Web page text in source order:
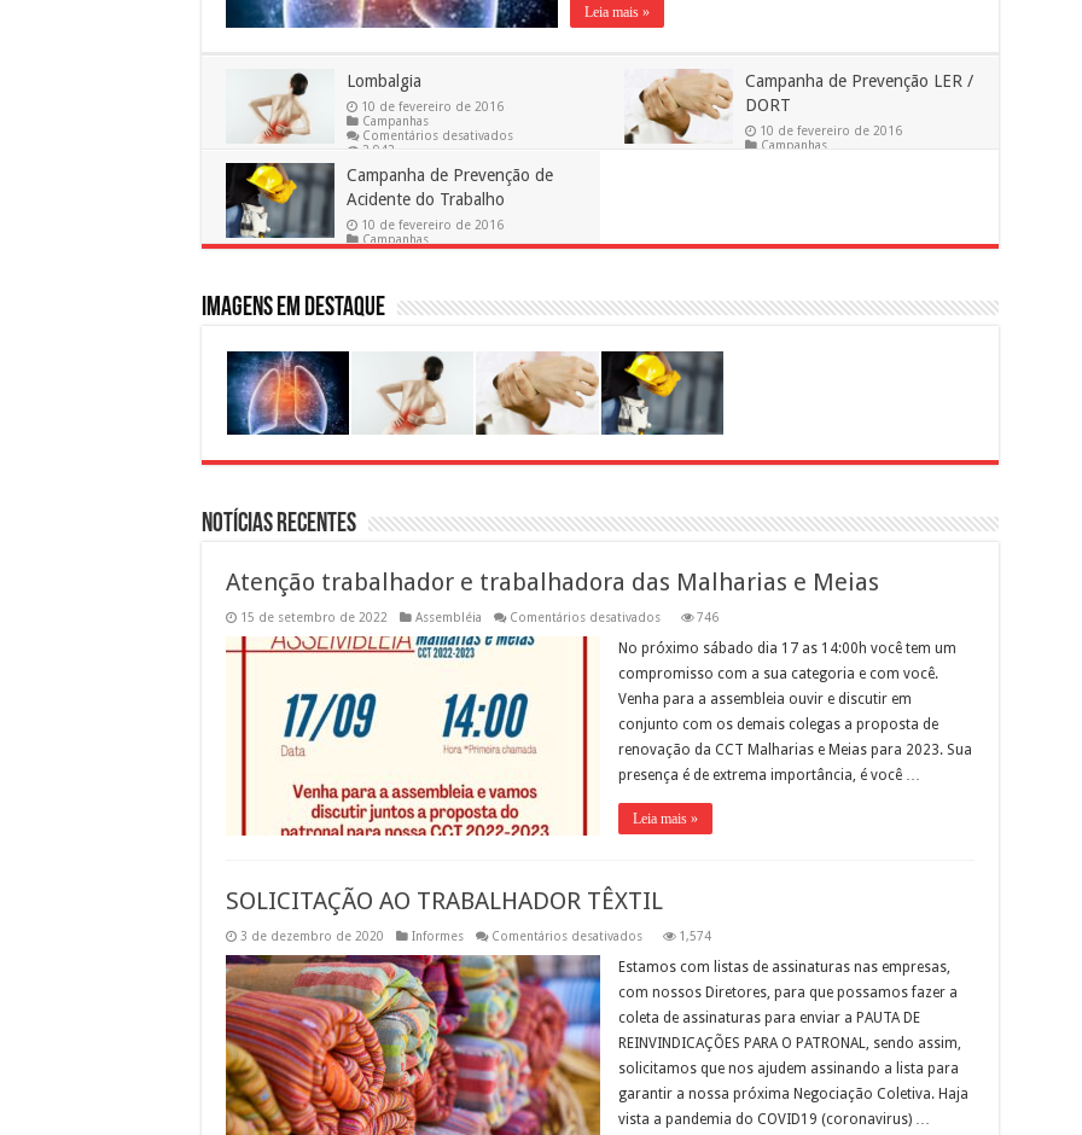
Leia mais »
Lombalgia
10 de fevereiro de 2016
Campanhas
Comentários desativadosem
2,942
Campanha de Prevenção LER /
DORT
10 de fevereiro de 2016
Campanhas
DORT
Campanha de Prevenção de
Acidente do Trabalho
10 de fevereiro de 2016
Campanhas
em
de
Trabalho
Imagens em destaque
Notícias Recentes
Atenção trabalhador e trabalhadora das Malharias e Meias
15 de setembro de 2022 Assembléia Comentários desativadosem
trabalhador
trabalhadora
Malharias
e
Meias
746
No próximo sábado dia 17 as 14:00h você tem um
compromisso com a sua categoria e com você.
Venha para a assembleia ouvir e discutir em
conjunto com os demais colegas a proposta de
renovação da CCT Malharias e Meias para 2023. Sua
presença é de extrema importância, é você …
Leia mais »
SOLICITAÇÃO AO TRABALHADOR TÊXTIL
3 de dezembro de 2020 Informes Comentários desativadosem
AO
TÊXTIL
1,574
Estamos com listas de assinaturas nas empresas,
com nossos Diretores, para que possamos fazer a
coleta de assinaturas para enviar a PAUTA DE
REINVINDICAÇÕES PARA O PATRONAL, sendo assim,
solicitamos que nos ajudem assinando a lista para
garantir a nossa próxima Negociação Coletiva. Haja
vista a pandemia do COVID19 (coronavirus) …